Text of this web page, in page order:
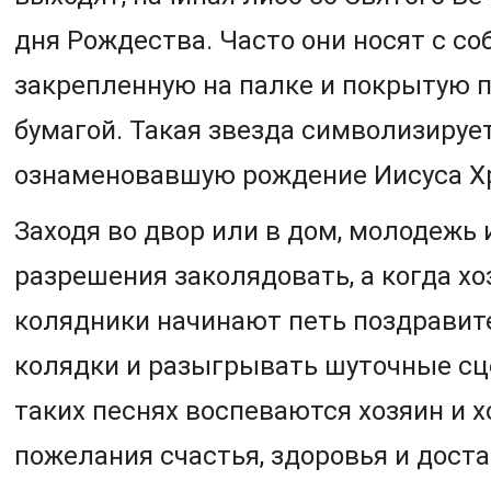
дня Рождества. Часто они носят с
закрепленную на палке и покрытую
бумагой. Такая звезда
ознаменовавшую рождение Иисуса
Заходя во двор или в дом, молодежь
разрешения заколядовать, а когда
колядники начинают петь
колядки и разыгрывать шуточные
таких песнях воспеваются хозяин и
пожелания счастья, здоровья и